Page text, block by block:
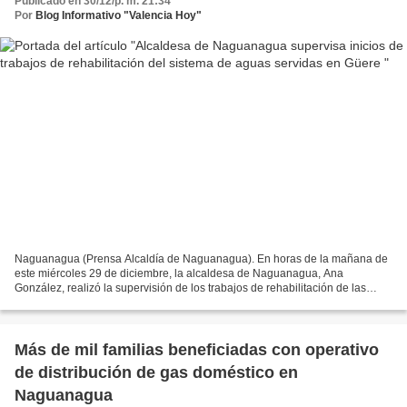
Por Blog Informativo "Valencia Hoy"
Naguanagua (Prensa Alcaldía de Naguanagua). En horas de la mañana de
este miércoles 29 de diciembre, la alcaldesa de Naguanagua, Ana
González, realizó la supervisión de los trabajos de rehabilitación de las
Más de mil familias beneficiadas con operativo
de distribución de gas doméstico en
Naguanagua